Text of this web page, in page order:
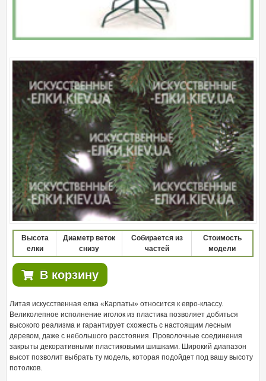
Литая искусственная елка «Карпаты» относится к евро-классу.
Великолепное исполнение иголок из пластика позволяет добиться
высокого реализма и гарантирует схожесть с настоящим лесным
деревом, даже с небольшого расстояния. Проволочные соединения
закрыты декоративными пластиковыми шишками. Широкий диапазон
высот позволит выбрать ту модель, которая подойдет под вашу высоту
потолков.
Высота
елки
Диаметр веток
снизу
Собирается из
частей
Стоимость
модели
В корзину